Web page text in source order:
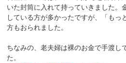
いた封筒に入れて持っていきました。
している方が多かったですが、「もっ
方もおられました。
ちなみの、老夫婦は裸のお金で手渡し
た。